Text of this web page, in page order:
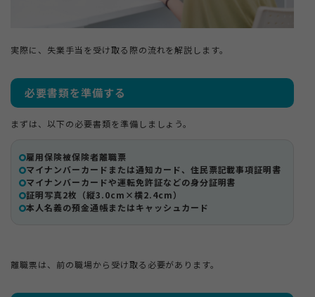
実際に、失業手当を受け取る際の流れを解説します。
必要書類を準備する
まずは、以下の必要書類を準備しましょう。
雇用保険被保険者離職票
マイナンバーカードまたは通知カード、住民票記載事項証明書
マイナンバーカードや運転免許証などの身分証明書
証明写真2枚（縦3.0cm×横2.4cm）
本人名義の預金通帳またはキャッシュカード
離職票は、前の職場から受け取る必要があります。